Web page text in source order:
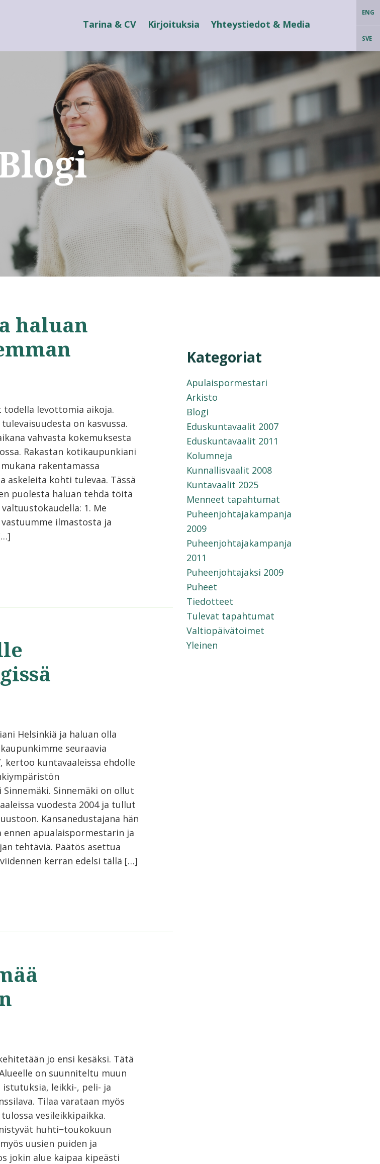
ENG
SVE
Tarina & CV Kirjoituksia Yhteystiedot & Media
haluan
todella levottomia aikoja.
on kasvussa.
vahvasta kokemuksesta
Rakastan kotikaupunkiani
rakentamassa
askeleita kohti tulevaa. Tässä
puolesta haluan tehdä töitä
1. Me
ilmastosta ja
Helsinkiä ja haluan olla
seuraavia
kertoo kuntavaaleissa ehdolle
Sinnemäki on ollut
vuodesta 2004 ja tullut
Kansanedustajana hän
apualaispormestarin ja
tehtäviä. Päätös asettua
kerran edelsi tällä […]
jo ensi kesäksi. Tätä
on suunniteltu muun
istutuksia, leikki-, peli- ja
Tilaa varataan myös
vesileikkipaikka.
huhti−toukokuun
uusien puiden ja
jokin alue kaipaa kipeästi
Kategoriat
Apulaispormestari
Arkisto
Blogi
Eduskuntavaalit 2007
Eduskuntavaalit 2011
Kolumneja
Kunnallisvaalit 2008
Kuntavaalit 2025
Menneet tapahtumat
Puheenjohtajakampanja
2009
Puheenjohtajakampanja
2011
Puheenjohtajaksi 2009
Puheet
Tiedotteet
Tulevat tapahtumat
Valtiopäivätoimet
Yleinen